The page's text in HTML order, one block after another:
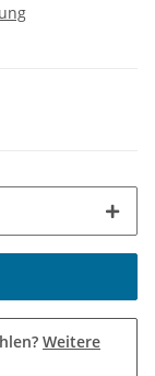
Weitere